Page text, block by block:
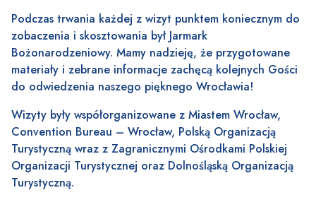
Podczas trwania każdej z wizyt punktem koniecznym do
zobaczenia i skosztowania był Jarmark
Bożonarodzeniowy. Mamy nadzieję, że przygotowane
materiały i zebrane informacje zachęcą kolejnych Gości
do odwiedzenia naszego pięknego Wrocławia!
Wizyty były współorganizowane z Miastem Wrocław,
Convention Bureau – Wrocław, Polską Organizacją
Turystyczną wraz z Zagranicznymi Ośrodkami Polskiej
Organizacji Turystycznej oraz Dolnośląską Organizacją
Turystyczną.